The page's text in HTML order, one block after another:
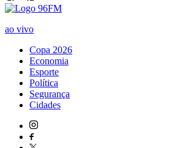
ao vivo
Copa 2026
Economia
Esporte
Política
Segurança
Cidades